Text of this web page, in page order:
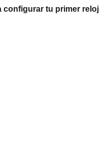
configurar tu primer reloj